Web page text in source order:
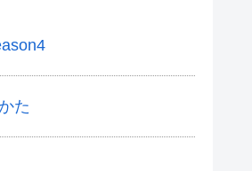
た